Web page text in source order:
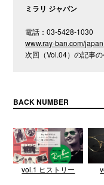
ミラリ ジャパン
電話：03-5428-1030
www.ray-ban.com/japan
次回（Vol.04）の記事
BACK NUMBER
vol.1 ヒストリー